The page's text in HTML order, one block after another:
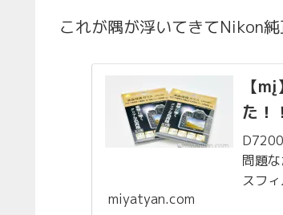
これが隅が浮いてきてNikon
【
た！！
問題
スフ
miyatyan.com